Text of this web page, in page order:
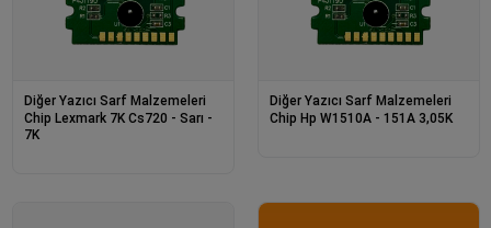
Diğer Yazıcı Sarf Malzemeleri
Chip Lexmark 7K Cs720 - Sarı -
7K
Diğer Yazıcı Sarf Malzemeleri
Chip Hp W1510A - 151A 3,05K